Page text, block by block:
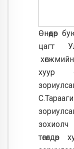
Өнөөдөр
цагт
хуур